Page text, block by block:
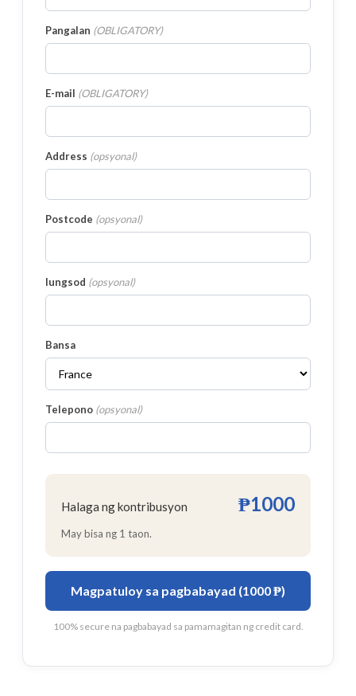
Pangalan (OBLIGATORY)
E-mail (OBLIGATORY)
Address (opsyonal)
Postcode (opsyonal)
lungsod (opsyonal)
Bansa
Telepono (opsyonal)
Halaga ng kontribusyon ₱1000
May bisa ng 1 taon.
Magpatuloy sa pagbabayad (1000 ₱)
100% secure na pagbabayad sa pamamagitan ng credit card.